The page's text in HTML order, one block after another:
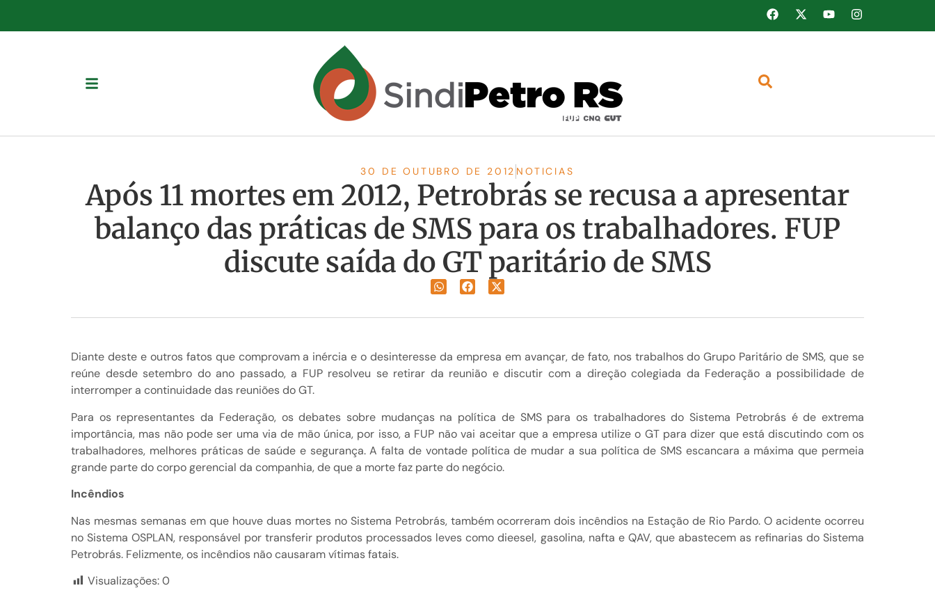
30 DE OUTUBRO DE 2012 NOTICIAS
Após 11 mortes em 2012, Petrobrás se recusa a apresentar
balanço das práticas de SMS para os trabalhadores. FUP
discute saída do GT paritário de SMS
Diante deste e outros fatos que comprovam a inércia e o desinteresse da empresa em avançar, de fato, nos trabalhos do Grupo Paritário de SMS, que se
reúne desde setembro do ano passado, a FUP resolveu se retirar da reunião e discutir com a direção colegiada da Federação a possibilidade de
interromper a continuidade das reuniões do GT.
Para os representantes da Federação, os debates sobre mudanças na política de SMS para os trabalhadores do Sistema Petrobrás é de extrema
importância, mas não pode ser uma via de mão única, por isso, a FUP não vai aceitar que a empresa utilize o GT para dizer que está discutindo com os
trabalhadores, melhores práticas de saúde e segurança. A falta de vontade política de mudar a sua política de SMS escancara a máxima que permeia
grande parte do corpo gerencial da companhia, de que a morte faz parte do negócio.
Incêndios
Nas mesmas semanas em que houve duas mortes no Sistema Petrobrás, também ocorreram dois incêndios na Estação de Rio Pardo. O acidente ocorreu
no Sistema OSPLAN, responsável por transferir produtos processados leves como dieesel, gasolina, nafta e QAV, que abastecem as refinarias do Sistema
Petrobrás. Felizmente, os incêndios não causaram vítimas fatais.
Visualizações:0